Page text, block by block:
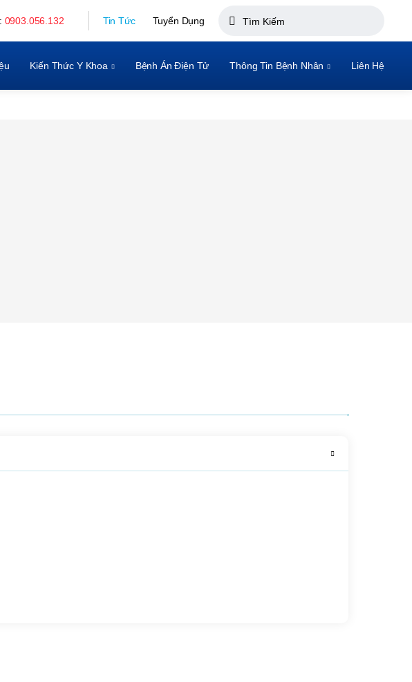
0903.056.132 Tin Tức Tuyển Dụng
Kiến Thức Y Khoa Bệnh Án Điện Tử Thông Tin Bệnh Nhân Liên Hệ